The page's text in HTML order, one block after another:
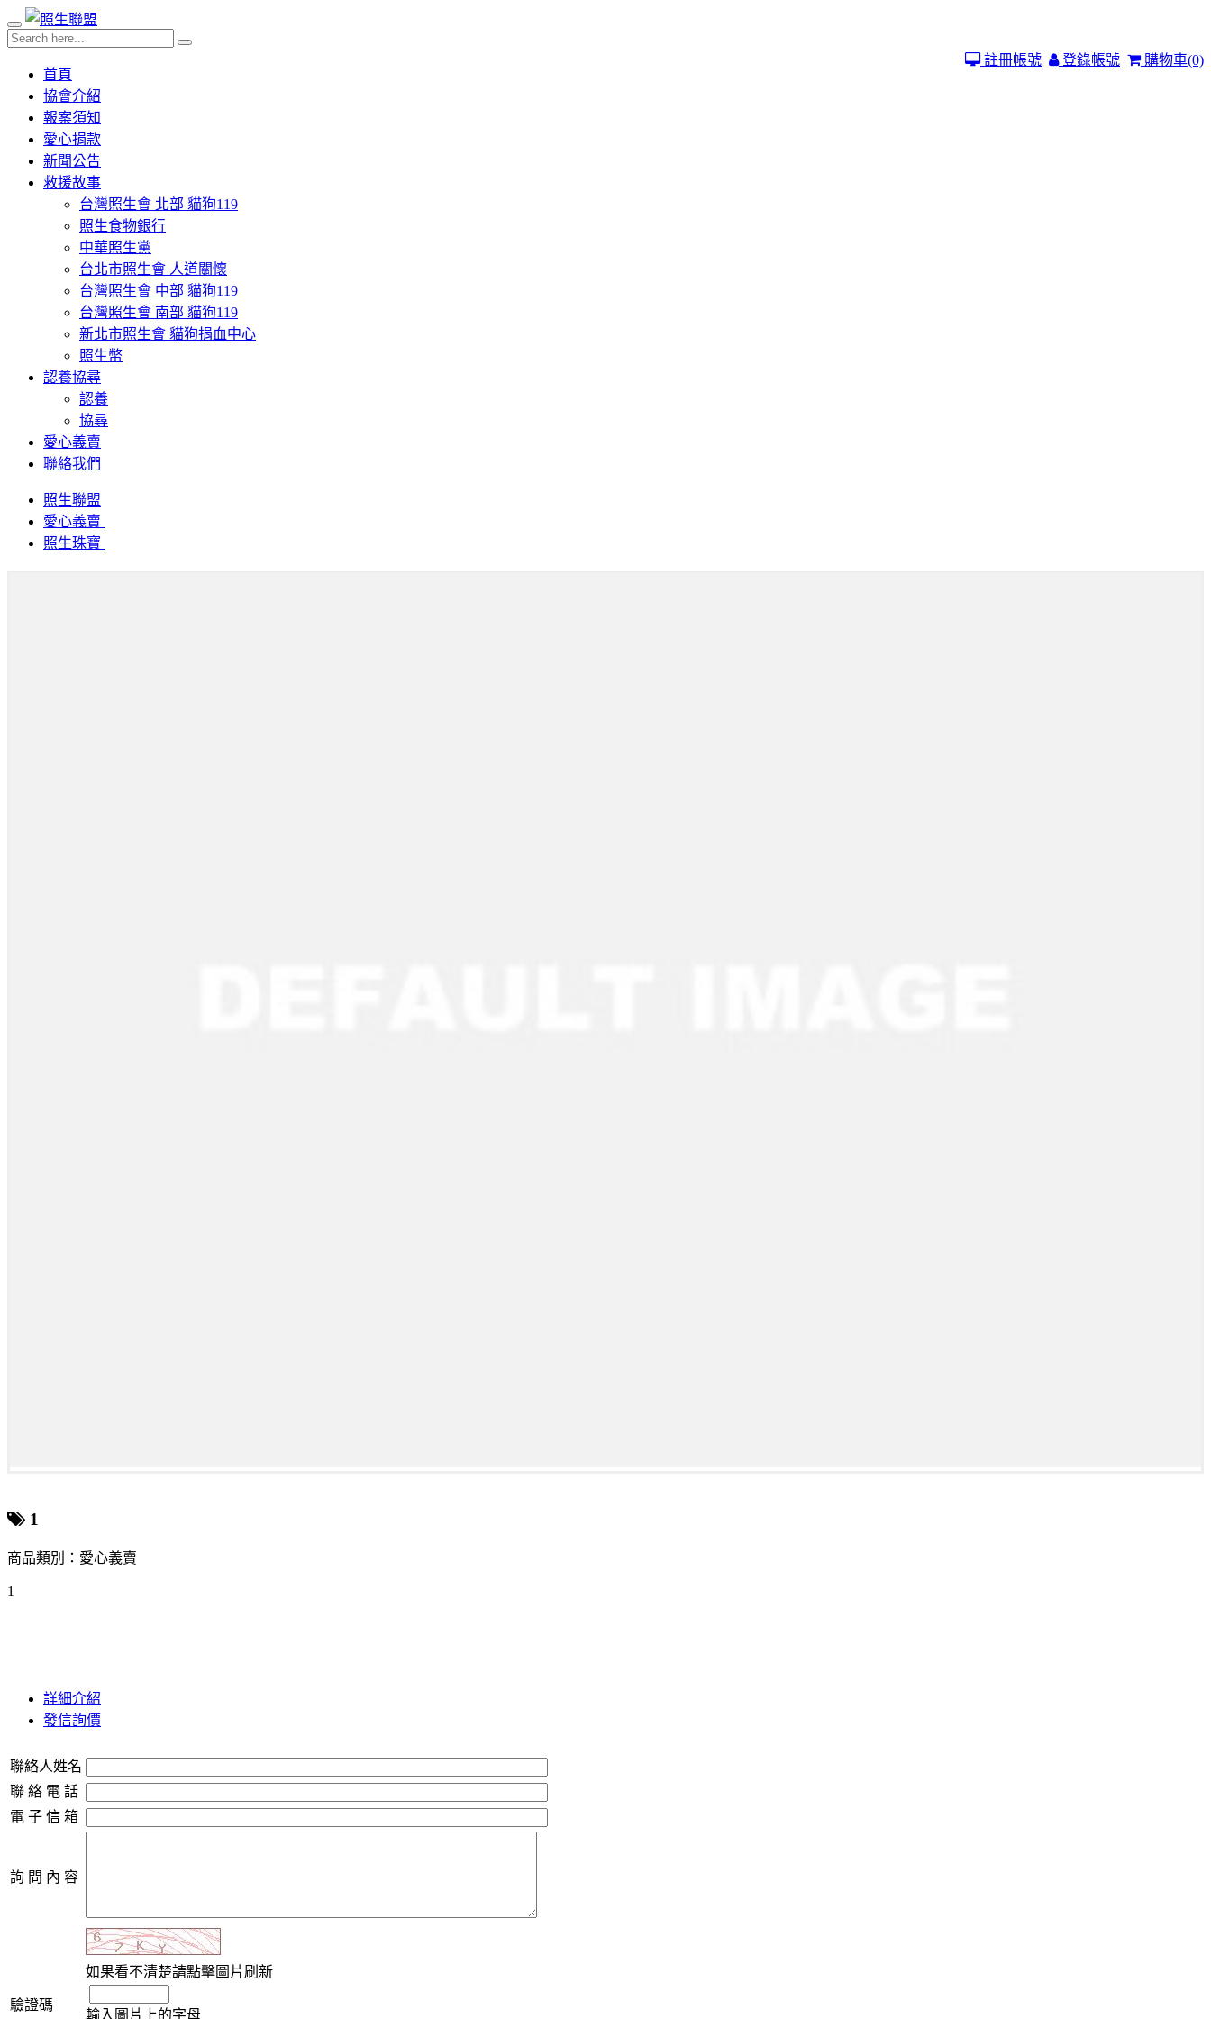
購物車(0)
登錄帳號
註冊帳號
首頁
協會介紹
報案須知
愛心捐款
新聞公告
救援故事
台灣照生會 北部 貓狗119
照生食物銀行
中華照生黨
台北市照生會 人道關懷
台灣照生會 中部 貓狗119
台灣照生會 南部 貓狗119
新北市照生會 貓狗捐血中心
照生幣
認養協尋
認養
協尋
愛心義賣
聯絡我們
照生聯盟
愛心義賣
照生珠寶
1
商品類別：愛心義賣
1
詳細介紹
發信詢價
聯絡人姓名
聯 絡 電 話
電 子 信 箱
詢 問 內 容
驗證碼
如果看不清楚請點擊圖片刷新
輸入圖片上的字母